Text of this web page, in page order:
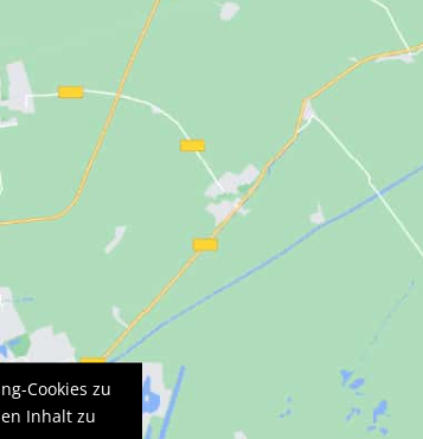
Cookies zu
Inhalt zu